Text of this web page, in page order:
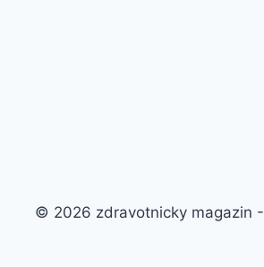
© 2026 zdravotnicky magazin -